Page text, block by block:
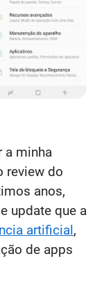
a minha
review do
anos,
update que a
artificial,
de apps